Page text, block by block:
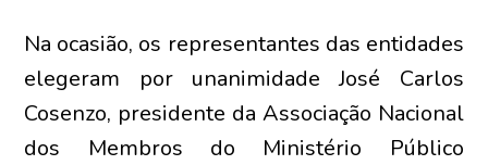
Na ocasião, os representantes das entidades
elegeram por unanimidade José Carlos
Cosenzo, presidente da Associação Nacional
dos Membros do Ministério Público